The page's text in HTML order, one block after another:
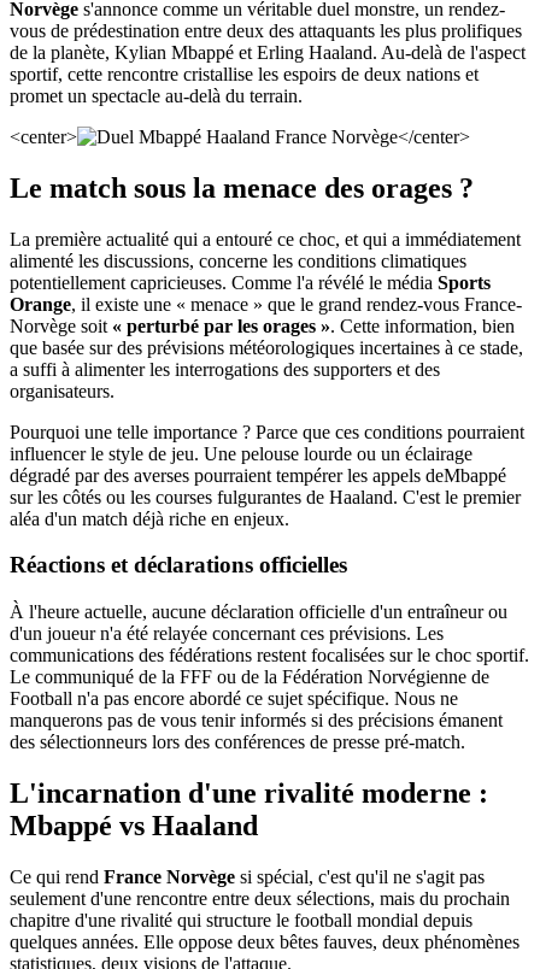
Norvège s'annonce comme un véritable duel monstre, un rendez-
vous de prédestination entre deux des attaquants les plus prolifiques
de la planète, Kylian Mbappé et Erling Haaland. Au-delà de l'aspect
sportif, cette rencontre cristallise les espoirs de deux nations et
promet un spectacle au-delà du terrain.
<center>
</center>
Le match sous la menace des orages ?
La première actualité qui a entouré ce choc, et qui a immédiatement
alimenté les discussions, concerne les conditions climatiques
potentiellement capricieuses. Comme l'a révélé le média Sports
Orange, il existe une « menace » que le grand rendez-vous France-
Norvège soit « perturbé par les orages ». Cette information, bien
que basée sur des prévisions météorologiques incertaines à ce stade,
a suffi à alimenter les interrogations des supporters et des
organisateurs.
Pourquoi une telle importance ? Parce que ces conditions pourraient
influencer le style de jeu. Une pelouse lourde ou un éclairage
dégradé par des averses pourraient tempérer les appels deMbappé
sur les côtés ou les courses fulgurantes de Haaland. C'est le premier
aléa d'un match déjà riche en enjeux.
Réactions et déclarations officielles
À l'heure actuelle, aucune déclaration officielle d'un entraîneur ou
d'un joueur n'a été relayée concernant ces prévisions. Les
communications des fédérations restent focalisées sur le choc sportif.
Le communiqué de la FFF ou de la Fédération Norvégienne de
Football n'a pas encore abordé ce sujet spécifique. Nous ne
manquerons pas de vous tenir informés si des précisions émanent
des sélectionneurs lors des conférences de presse pré-match.
L'incarnation d'une rivalité moderne :
Mbappé vs Haaland
Ce qui rend France Norvège si spécial, c'est qu'il ne s'agit pas
seulement d'une rencontre entre deux sélections, mais du prochain
chapitre d'une rivalité qui structure le football mondial depuis
quelques années. Elle oppose deux bêtes fauves, deux phénomènes
statistiques, deux visions de l'attaque.